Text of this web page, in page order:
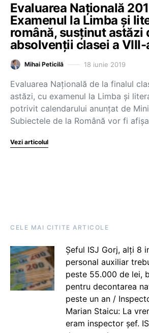
Evaluarea Națională
Examenul la Limba și
română, susținut astăzi
absolvenții clasei a VIII-
Mihai Peticilă 18 iunie 2019
Evaluarea Națională de la finalul
astăzi, cu examenul la Limba și
potrivit calendarului anunțat de
Subiectele de la Română vor fi
Vezi articolul
CELE MAI CITITE ARTICOLE
Șeful ISJ Gorj, alți 8
personal auxiliar
peste 55.000 de lei,
pentru decontarea
peste un an /
Marian Staicu: La
eram inspector șef.